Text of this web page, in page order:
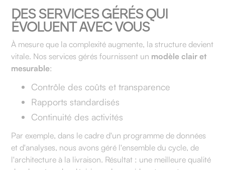
DES SERVICES GÉRÉS QUI
ÉVOLUENT AVEC VOUS
À mesure que la complexité augmente, la structure devient
vitale. Nos services gérés fournissent un modèle clair et
mesurable:
Contrôle des coûts et transparence
Rapports standardisés
Continuité des activités
Par exemple, dans le cadre d'un programme de données
et d'analyses, nous avons géré l'ensemble du cycle, de
l'architecture à la livraison. Résultat : une meilleure qualité